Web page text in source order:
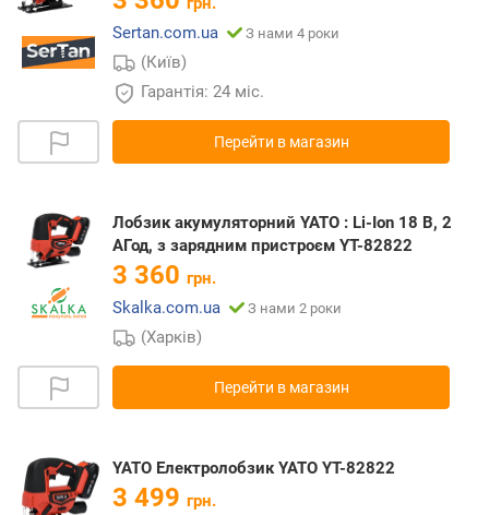
Sertan.com.ua
З нами 4 роки
(Київ)
Гарантія: 24 міс.
Перейти в магазин
Лобзик акумуляторний YATO : Li-Ion 18 В, 2
АГод, з зарядним пристроєм YT-82822
3 360 грн.
Skalka.com.ua
З нами 2 роки
(Харків)
Перейти в магазин
YATO Електролобзик YATO YT-82822
3 499 грн.